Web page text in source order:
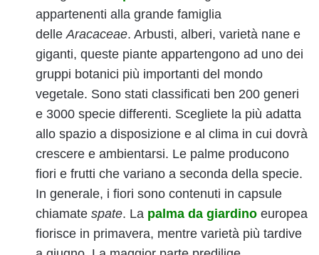
appartenenti alla grande famiglia
delle Aracaceae. Arbusti, alberi, varietà nane e
giganti, queste piante appartengono ad uno dei
gruppi botanici più importanti del mondo
vegetale. Sono stati classificati ben 200 generi
e 3000 specie differenti. Scegliete la più adatta
allo spazio a disposizione e al clima in cui dovrà
crescere e ambientarsi. Le palme producono
fiori e frutti che variano a seconda della specie.
In generale, i fiori sono contenuti in capsule
chiamate spate. La palma da giardino europea
fiorisce in primavera, mentre varietà più tardive